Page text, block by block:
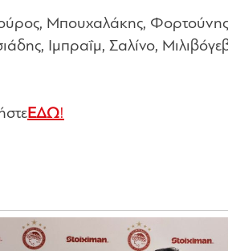
Μπουχαλάκης,
Ιμπραΐμ, Σαλίνο,
ΕΔΩ!